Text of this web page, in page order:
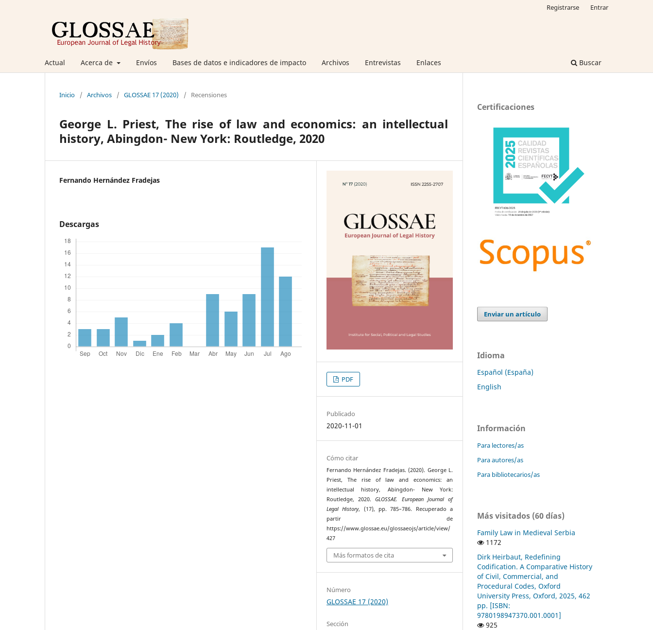
Actual Acerca de Envíos Bases de datos e indicadores de impacto Archivos Entrevistas Enlaces Buscar
Registrarse Entrar
Inicio / Archivos / GLOSSAE 17 (2020) / Recensiones
George L. Priest, The rise of law and economics: an intellectual
history, Abingdon- New York: Routledge, 2020
Fernando Hernández Fradejas
Descargas
PDF
Publicado
2020-11-01
Cómo citar
Fernando Hernández Fradejas. (2020). George L.
Priest, The rise of law and economics: an
intellectual history, Abingdon- New York:
Routledge, 2020.GLOSSAE. European Journal of
Legal History, (17), pp. 785–786. Recuperado a
partir de
https://www.glossae.eu/glossaeojs/article/view/
427
Más formatos de cita
Número
GLOSSAE 17 (2020)
Sección
Certificaciones
Enviar un artículo
Idioma
Español (España)
English
Información
Para lectores/as
Para autores/as
Para bibliotecarios/as
Más visitados (60 días)
Family Law in Medieval Serbia
1172
Dirk Heirbaut, Redefining
Codification. A Comparative History
of Civil, Commercial, and
Procedural Codes, Oxford
University Press, Oxford, 2025, 462
pp. [ISBN:
9780198947370.001.0001]
925